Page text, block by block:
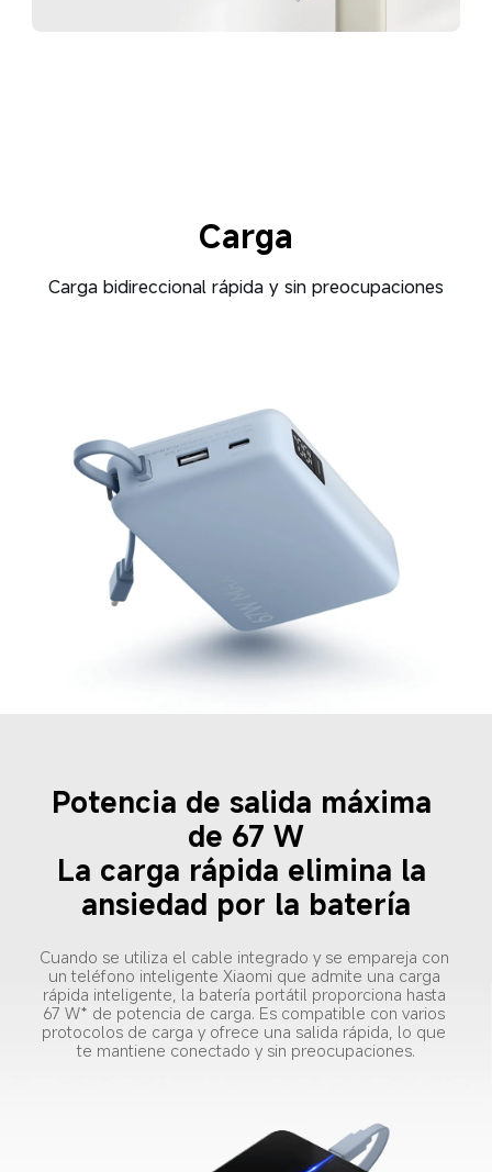
Carga
Carga bidireccional rápida y sin preocupaciones
Potencia de salida máxima
de 67 W
La carga rápida elimina la
ansiedad por la batería
Cuando se utiliza el cable integrado y se empareja con
un teléfono inteligente Xiaomi que admite una carga
rápida inteligente, la batería portátil proporciona hasta
67 W* de potencia de carga. Es compatible con varios
protocolos de carga y ofrece una salida rápida, lo que
te mantiene conectado y sin preocupaciones.